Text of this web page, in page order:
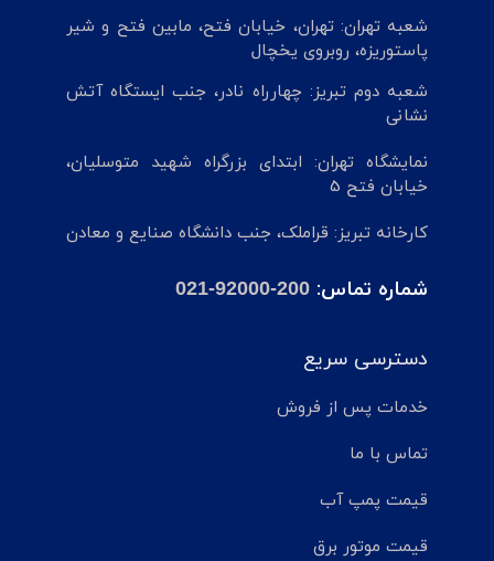
شعبه تهران: تهران، خیابان فتح، مابین فتح و شیر
پاستوریزه، روبروی یخچال
شعبه دوم تبریز: چهارراه نادر، جنب ایستگاه آتش
نشانی
نمایشگاه تهران: ابتدای بزرگراه شهید متوسلیان،
خیابان فتح 5
کارخانه تبریز: قراملک، جنب دانشگاه صنایع و معادن
شماره تماس: 021-92000-200
دسترسی سریع
خدمات پس از فروش
تماس با ما
قیمت پمپ آب
قیمت موتور برق